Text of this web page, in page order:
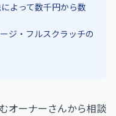
よって数千円から数
ジ・フルスクラッチの
オーナーさんから相談